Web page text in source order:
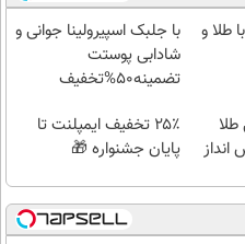
طلا و
با جلبک اسپیرولینا جوانی و
شادابی پوستت
تضمینه50%تخفیف
۲۵٪ تخفیف ایمپلنت تا
پایان جشنواره 🎁